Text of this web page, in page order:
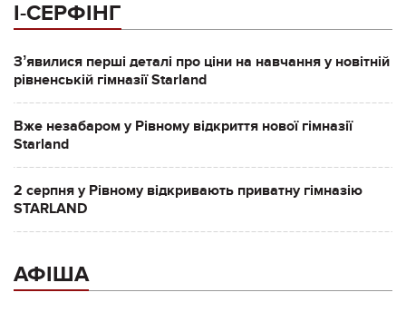
І-СЕРФІНГ
Зʼявилися перші деталі про ціни на навчання у новітній
рівненській гімназії Starland
Вже незабаром у Рівному відкриття нової гімназії
Starland
2 серпня у Рівному відкривають приватну гімназію
STARLAND
АФІША